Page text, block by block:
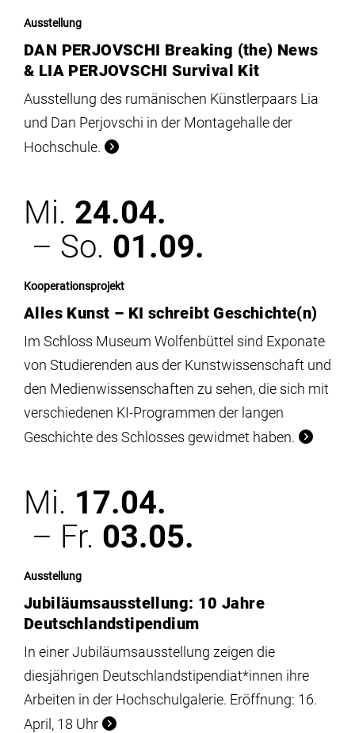
Ausstellung
DAN PERJOVSCHI Breaking (the) News
& LIA PERJOVSCHI Survival Kit
Ausstellung des rumänischen Künstlerpaars Lia
und Dan Perjovschi in der Montagehalle der
Hochschule.
Mi. 24.04.
– So. 01.09.
Kooperationsprojekt
Alles Kunst – KI schreibt Geschichte(n)
Im Schloss Museum Wolfenbüttel sind Exponate
von Studierenden aus der Kunstwissenschaft und
den Medienwissenschaften zu sehen, die sich mit
verschiedenen KI-Programmen der langen
Geschichte des Schlosses gewidmet haben.
Mi. 17.04.
– Fr. 03.05.
Ausstellung
Jubiläumsausstellung: 10 Jahre
Deutschlandstipendium
In einer Jubiläumsausstellung zeigen die
diesjährigen Deutschlandstipendiat*innen ihre
Arbeiten in der Hochschulgalerie. Eröffnung: 16.
April, 18 Uhr